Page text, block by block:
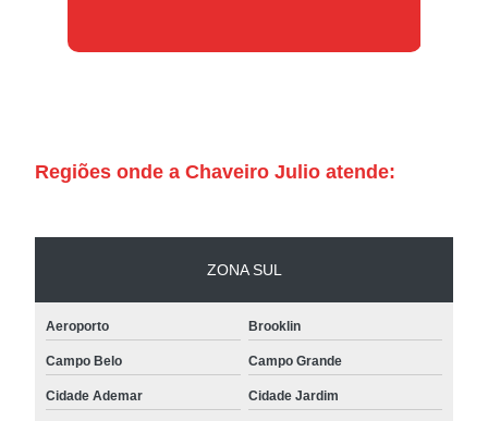
Regiões onde a Chaveiro Julio atende:
ZONA SUL
Aeroporto Brooklin
Campo Belo Campo Grande
Cidade Ademar Cidade Jardim